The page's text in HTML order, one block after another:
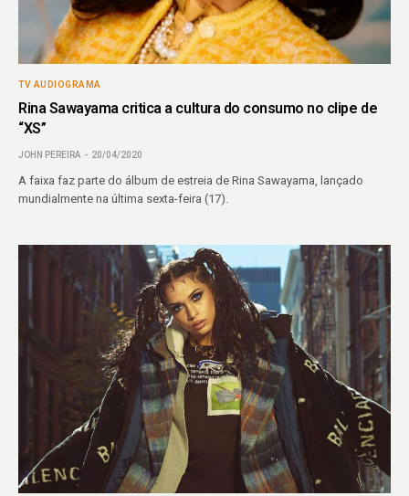
TV AUDIOGRAMA
Rina Sawayama critica a cultura do consumo no clipe de
“XS”
JOHN PEREIRA 20/04/2020
A faixa faz parte do álbum de estreia de Rina Sawayama, lançado
mundialmente na última sexta-feira (17).